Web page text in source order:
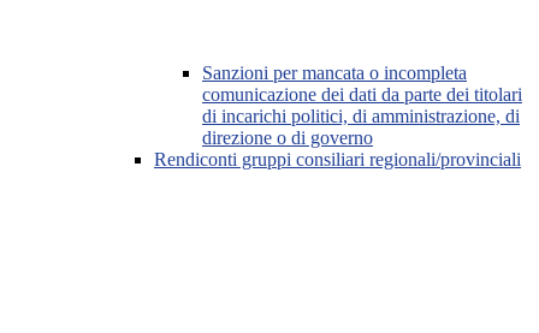
Sanzioni per mancata o incompleta
comunicazione dei dati da parte dei titolari
di incarichi politici, di amministrazione, di
direzione o di governo
Rendiconti gruppi consiliari regionali/provinciali